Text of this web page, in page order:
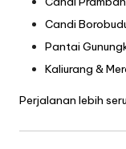
Candi
Pantai
Kaliurang &
Perjalanan lebih